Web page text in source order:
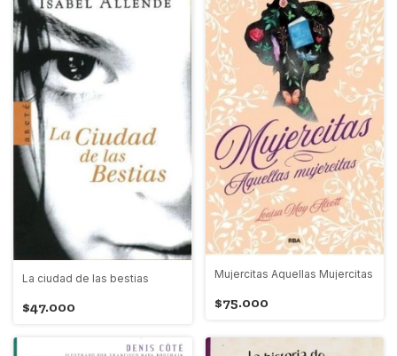
La ciudad de las bestias
$47.000
Mujercitas Aquellas Mujercitas
$75.000